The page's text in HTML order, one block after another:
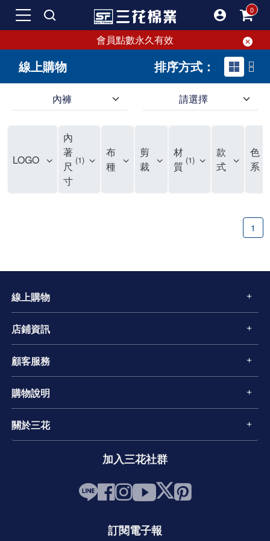
會員點數永久有效
線上購物 排序方式：
內褲 請選擇
LOGO
內
著
尺
寸
1
布
種
剪
裁
材
質 1
款
式
色
系
1
線上購物
店鋪資訊
顧客服務
購物說明
關於三花
加入三花社群
訂閱電子報